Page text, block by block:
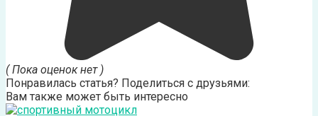
( Пока оценок нет )
Понравилась статья? Поделиться с друзьями:
Вам также может быть интересно